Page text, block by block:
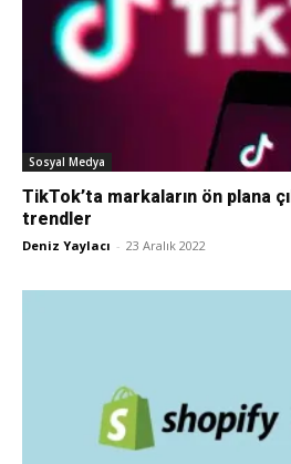
ASO,
Sosyal Medya
TikTok’ta markaların ön plana
trendler
Deniz Yaylacı - 23 Aralık 2022